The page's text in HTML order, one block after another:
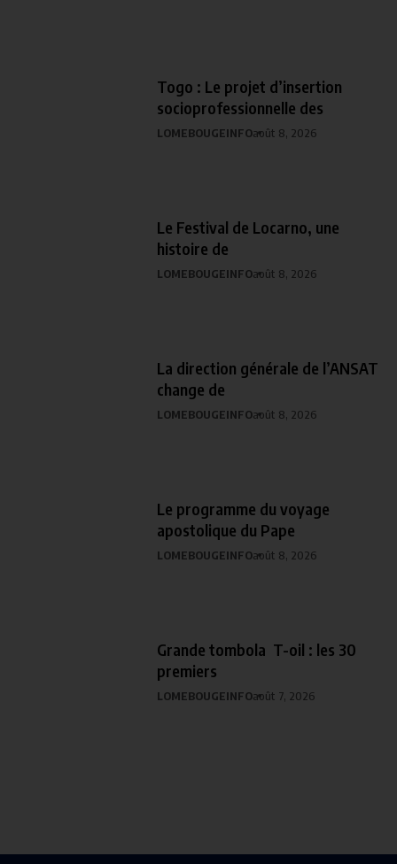
Togo : Le projet d’insertion
socioprofessionnelle des
LOMEBOUGEINFOaoût 8, 2026
Le Festival de Locarno, une
histoire de
LOMEBOUGEINFOaoût 8, 2026
La direction générale de l’ANSAT
change de
LOMEBOUGEINFOaoût 8, 2026
Le programme du voyage
apostolique du Pape
LOMEBOUGEINFOaoût 8, 2026
Grande tombola T-oil : les 30
premiers
LOMEBOUGEINFOaoût 7, 2026